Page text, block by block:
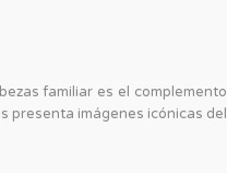
familiar es el complemento
presenta imágenes icónicas del